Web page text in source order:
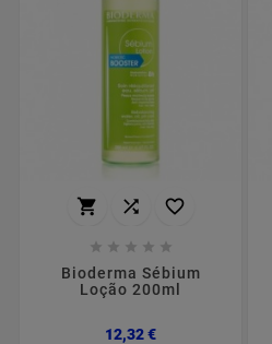
  
    
Bioderma Sébium
Loção 200ml
12,32 €Preço